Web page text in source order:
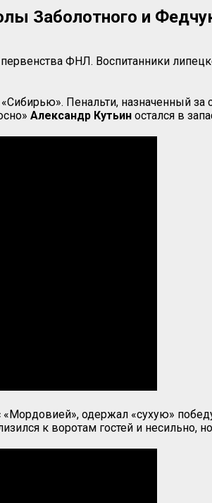
Заболотного и
ФНЛ. Воспитанники
Пенальти, назначенный за
Александр Кутьин остался в
«Мордовией», одержал «сухую»
к воротам гостей и несильно,